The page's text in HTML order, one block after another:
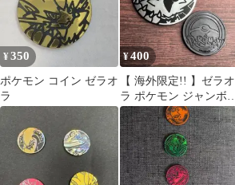
¥350
ポケモン コイン ゼラオ
ラ
¥400
【 海外限定!! 】ゼラオ
ラ ポケモン ジャンボ
コイン